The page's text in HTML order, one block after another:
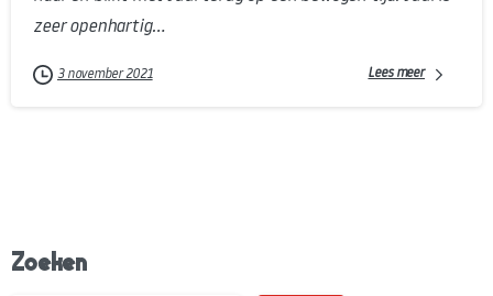
zeer openhartig...
3 november 2021 Lees meer
Zoeken